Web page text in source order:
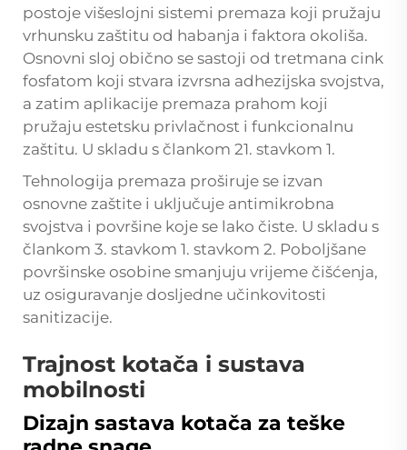
postoje višeslojni sistemi premaza koji pružaju
vrhunsku zaštitu od habanja i faktora okoliša.
Osnovni sloj obično se sastoji od tretmana cink
fosfatom koji stvara izvrsna adhezijska svojstva,
a zatim aplikacije premaza prahom koji
pružaju estetsku privlačnost i funkcionalnu
zaštitu. U skladu s člankom 21. stavkom 1.
Tehnologija premaza proširuje se izvan
osnovne zaštite i uključuje antimikrobna
svojstva i površine koje se lako čiste. U skladu s
člankom 3. stavkom 1. stavkom 2. Poboljšane
površinske osobine smanjuju vrijeme čišćenja,
uz osiguravanje dosljedne učinkovitosti
sanitizacije.
Trajnost kotača i sustava
mobilnosti
Dizajn sastava kotača za teške